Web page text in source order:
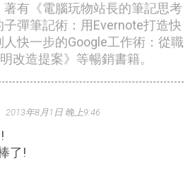
有《電腦玩物站長的筆記思考
彈筆記術：用Evernote打造快
快一步的Google工作術：從職
改造提案》等暢銷書籍。
2013年8月1日 晚上9:46
了!